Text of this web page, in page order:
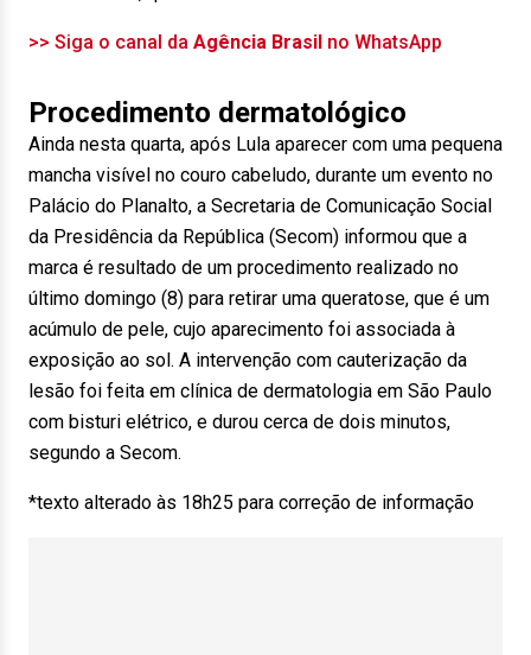
>> Siga o canal da Agência Brasil no WhatsApp
Procedimento dermatológico
Ainda nesta quarta, após Lula aparecer com uma pequena
mancha visível no couro cabeludo, durante um evento no
Palácio do Planalto, a Secretaria de Comunicação Social
da Presidência da República (Secom) informou que a
marca é resultado de um procedimento realizado no
último domingo (8) para retirar uma queratose, que é um
acúmulo de pele, cujo aparecimento foi associada à
exposição ao sol. A intervenção com cauterização da
lesão foi feita em clínica de dermatologia em São Paulo
com bisturi elétrico, e durou cerca de dois minutos,
segundo a Secom.
*texto alterado às 18h25 para correção de informação